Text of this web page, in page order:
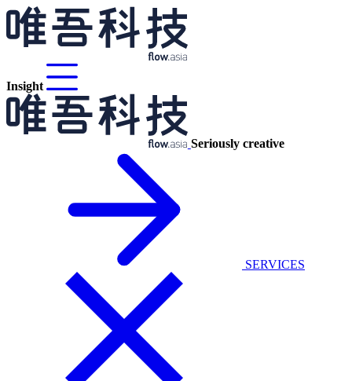
Insight
Seriously creative
SERVICES